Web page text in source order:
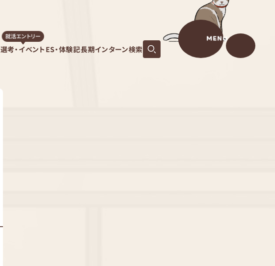
選考・イベント
就活エントリー
ES・体験記長期インターン検索
MENU